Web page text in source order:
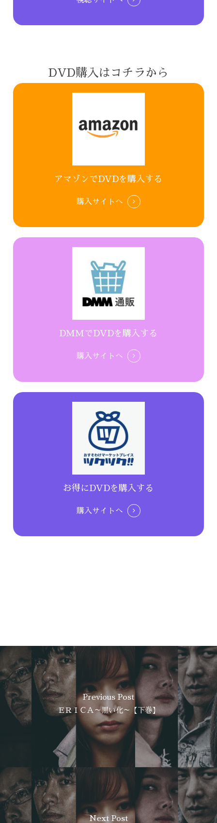
DVD購入はコチラから
アマゾンでDVDを購入する
購入サイトへ
DMMでDVDを購入する
購入サイトへ
お得にDVDを購入する
購入サイトへ
Previous Post
ＥＲＩＣＡ～黒い化～【下巻】
Next Post